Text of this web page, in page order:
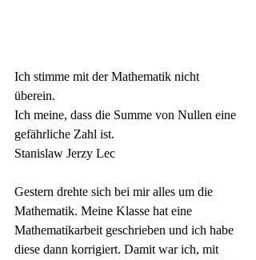
Ich stimme mit der Mathematik nicht
überein.
Ich meine, dass die Summe von Nullen eine
gefährliche Zahl ist.
Stanislaw Jerzy Lec
Gestern drehte sich bei mir alles um die
Mathematik. Meine Klasse hat eine
Mathematikarbeit geschrieben und ich habe
diese dann korrigiert. Damit war ich, mit